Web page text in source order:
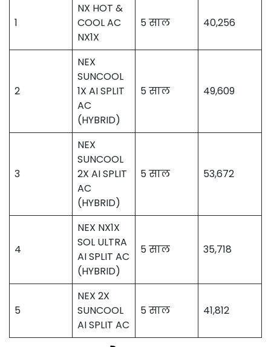
1
NX HOT &
COOL AC
NX1X
5 साल 40,256
2
NEX
SUNCOOL
1X AI SPLIT
AC
(HYBRID)
5 साल 49,609
3
NEX
SUNCOOL
2X AI SPLIT
AC
(HYBRID)
5 साल 53,672
4
NEX NX1X
SOL ULTRA
AI SPLIT AC
(HYBRID)
5 साल 35,718
5
NEX 2X
SUNCOOL
AI SPLIT AC
5 साल 41,812